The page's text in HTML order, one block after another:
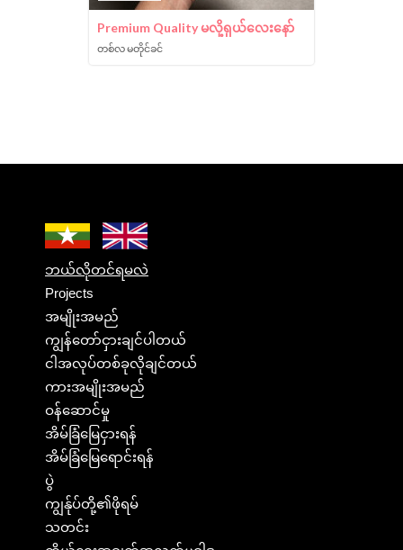
Premium Quality မလို့ရှယ်လေးနော်
တစ်လ မတိုင်ခင်
ဘယ်လိုတင်ရမလဲ
Projects
အမျိုးအမည်
ကျွန်တော်ငှားချင်ပါတယ်
ငါအလုပ်တစ်ခုလိုချင်တယ်
ကားအမျိုးအမည်
ဝန်ဆောင်မှု
အိမ်ခြံမြေငှားရန်
အိမ်ခြံမြေရောင်းရန်
ပွဲ
ကျွန်ုပ်တို့၏ဖိုရမ်
သတင်း